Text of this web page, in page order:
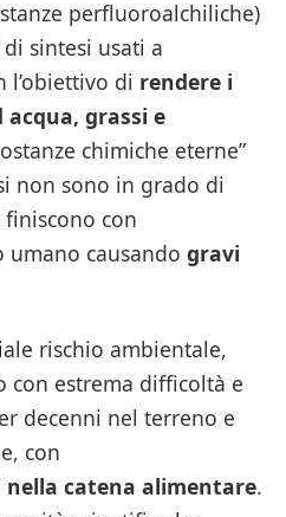
perfluoroalchiliche)
sintesi usati a
l’obiettivo di rendere i
grassi e
chimiche eterne”
non sono in grado di
con
umano causando gravi
rischio ambientale,
con estrema difficoltà e
decenni nel terreno e
con
nella catena alimentare.